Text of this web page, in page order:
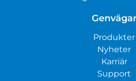
Genvägar
Produkter
Nyheter
Karriär
Support